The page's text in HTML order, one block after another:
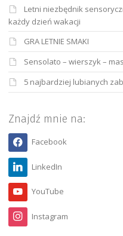
Letni niezbędnik
każdy dzień wakacji
GRA LETNIE SMAKI
Sensolato – wierszyk –
5 najbardziej lubianych
Znajdź mnie na:
Facebook
LinkedIn
YouTube
Instagram